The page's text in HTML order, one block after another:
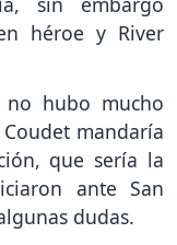
héroe y River
hubo mucho
mandaría
que sería la
ante San
dudas.